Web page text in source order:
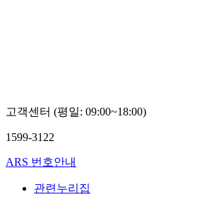
고객센터 (평일: 09:00~18:00)
1599-3122
ARS 번호안내
관련누리집